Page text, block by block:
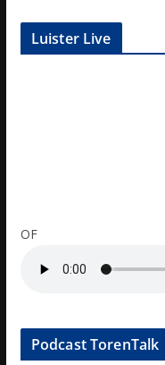
Luister Live
OF
Podcast TorenTalk